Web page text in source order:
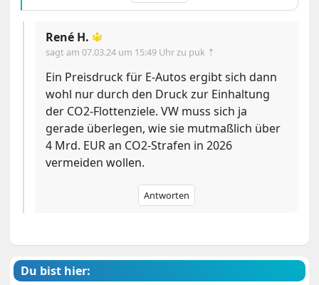
René H. 🔱
sagt am07.03.24 um 15:49 Uhrzu puk ⇡
Ein Preisdruck für E-Autos ergibt sich dann
wohl nur durch den Druck zur Einhaltung
der CO2-Flottenziele. VW muss sich ja
gerade überlegen, wie sie mutmaßlich über
4 Mrd. EUR an CO2-Strafen in 2026
vermeiden wollen.
Antworten
Du bist hier: